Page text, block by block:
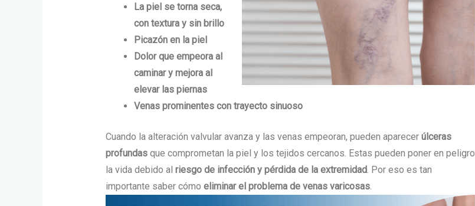
La piel se torna seca,
con textura y sin brillo
Picazón en la piel
Dolor que empeora al
caminar y mejora al
elevar las piernas
Venas prominentes con trayecto sinuoso
Cuando la alteración valvular avanza y las venas empeoran, pueden aparecer úlceras
profundasque comprometan la piel y los tejidos cercanos. Estas pueden poner en peligro
la vida debido al riesgo de infección y pérdida de la extremidad. Por eso es tan
importante saber cómo eliminar el problema de venas varicosas.